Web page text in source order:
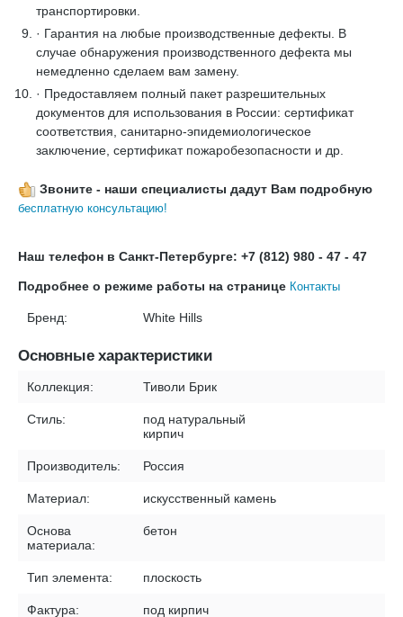
транспортировки.
· Гарантия на любые производственные дефекты. В
случае обнаружения производственного дефекта мы
немедленно сделаем вам замену.
· Предоставляем полный пакет разрешительных
документов для использования в России: сертификат
соответствия, санитарно-эпидемиологическое
заключение, сертификат пожаробезопасности и др.
Звоните - наши специалисты дадут Вам подробную
бесплатную консультацию!
Наш телефон в Санкт-Петербурге: +7 (812) 980 - 47 - 47
Подробнее о режиме работы на странице Контакты
Бренд: White Hills
Основные характеристики
Коллекция: Тиволи Брик
Стиль:
под натуральный
кирпич
Производитель: Россия
Материал: искусственный камень
Основа
материала:
бетон
Тип элемента: плоскость
Фактура: под кирпич